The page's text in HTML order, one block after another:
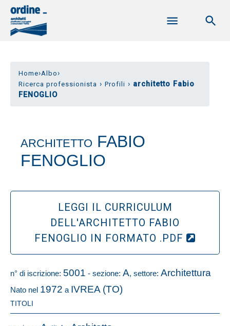
Home›Albo›
Ricerca professionista › Profili › architetto Fabio
FENOGLIO
ARCHITETTO FABIO
FENOGLIO
LEGGI IL CURRICULUM
DELL'ARCHITETTO FABIO
FENOGLIO IN FORMATO .PDF
n° di iscrizione: 5001 - sezione: A, settore: Architettura
Nato nel 1972 a IVREA (TO)
TITOLI